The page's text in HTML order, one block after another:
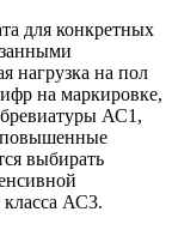
для конкретных
нагрузка на пол
на маркировке,
АС1,
выбирать
АС3.